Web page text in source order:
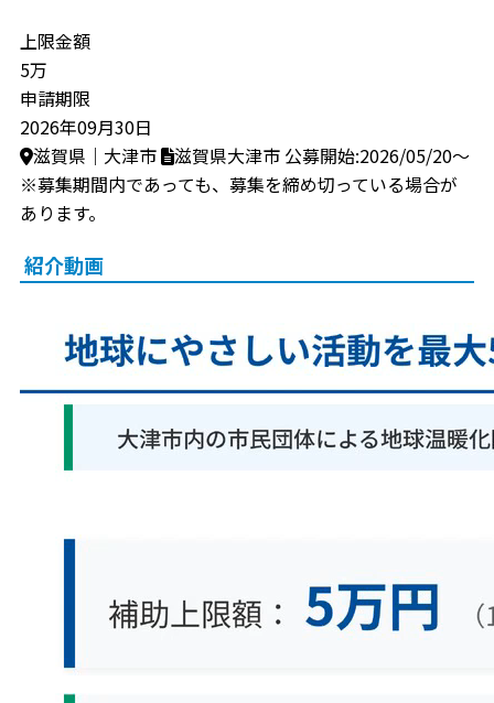
上限金額
5万
申請期限
2026年09月30日
滋賀県｜大津市
滋賀県大津市 公募開始:2026/05/20～
※募集期間内であっても、募集を締め切っている場合が
あります。
紹介動画